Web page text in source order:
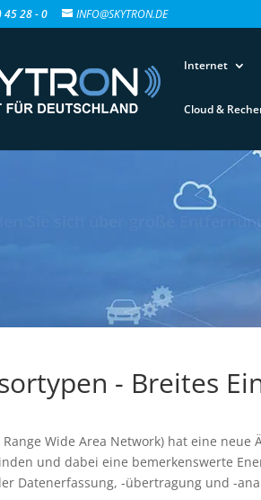
45 28 - 0 INFO@SKYTRON.DE
Internet
Cloud &
Sie sich über große
- Breites
Range Wide Area Network) hat eine
und dabei eine bemerkenswerte
Datenerfassung, -übertragung und -